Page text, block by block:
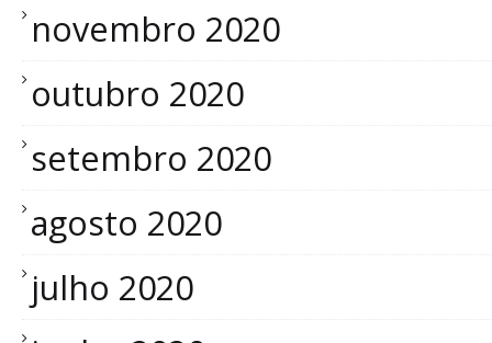
novembro 2020
outubro 2020
setembro 2020
agosto 2020
julho 2020